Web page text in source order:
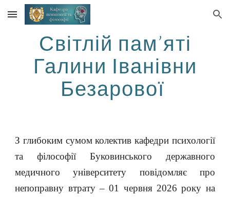
Skip to main content Skip to navigation
Світлій пам’яті
Галини Іванівни
Безарової
З глибоким сумом колектив кафедри психології
та філософії Буковинського державного
медичного університету повідомляє про
непоправну втрату – 01 червня 2026 року на